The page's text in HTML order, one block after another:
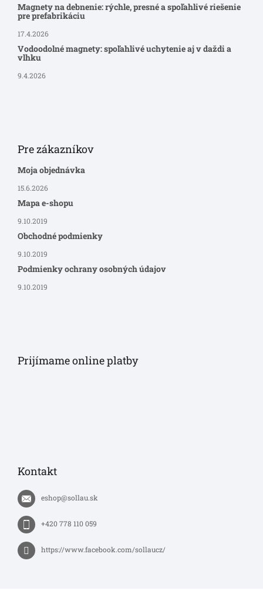
Magnety na debnenie: rýchle, presné a spoľahlivé riešenie
pre prefabrikáciu
17.4.2026
Vodoodolné magnety: spoľahlivé uchytenie aj v daždi a
vlhku
9.4.2026
Pre zákazníkov
Moja objednávka
15.6.2026
Mapa e-shopu
9.10.2019
Obchodné podmienky
9.10.2019
Podmienky ochrany osobných údajov
9.10.2019
Prijímame online platby
Kontakt
eshop@sollau.sk
+420 778 110 059
https://www.facebook.com/sollaucz/